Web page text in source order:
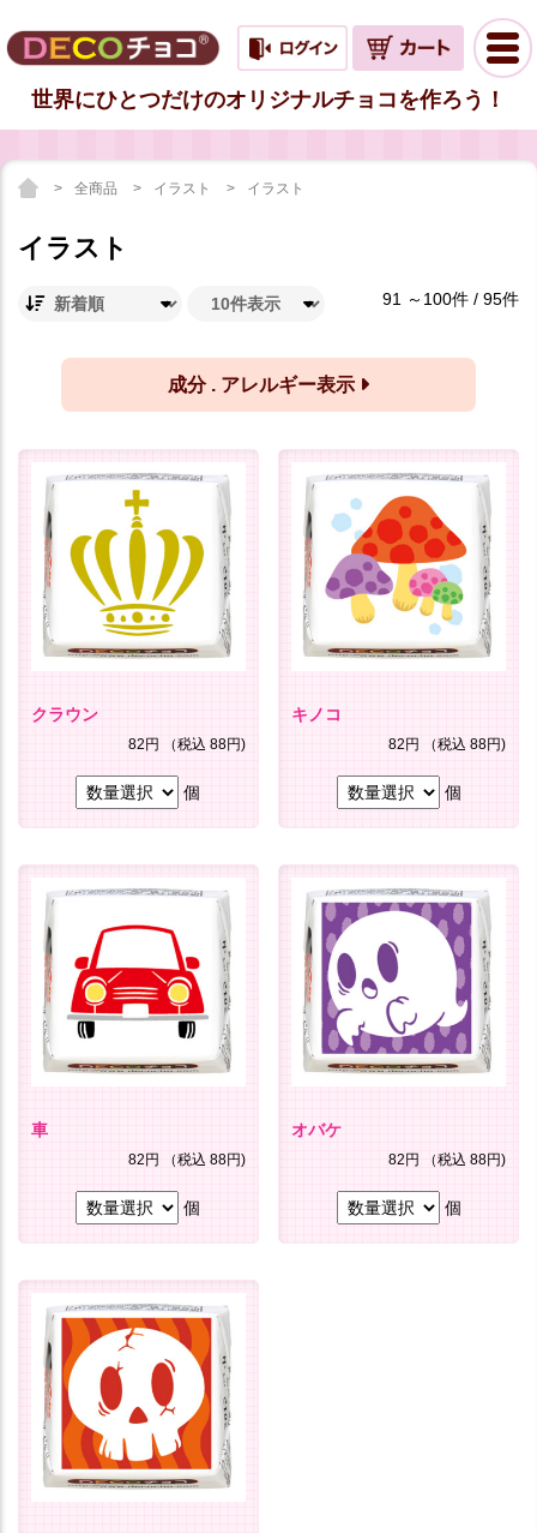
世界にひとつだけのオリジナルチョコを作ろう！
全商品 イラスト イラスト
イラスト
91 ～100件 / 95件
成分 . アレルギー表示
クラウン
82円 （税込 88円)
個
キノコ
82円 （税込 88円)
個
車
82円 （税込 88円)
個
オバケ
82円 （税込 88円)
個